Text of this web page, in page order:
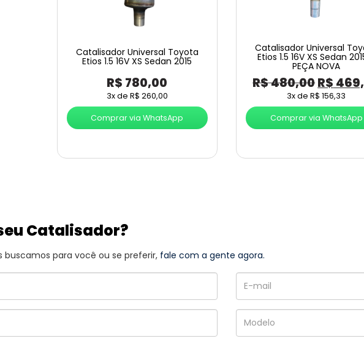
Catalisador Universal Toyota
Etios 1.5 16V XS Sedan 2015
R$ 780,00
3x de R$ 260,00
Comprar via WhatsApp
Catalisador Universal
Etios 1.5 16V XS Sedan
PEÇA NOVA
R$480,00O
preço
original
era:
R$
3x deR$ 156,33
Comprar via WhatsApp
Catalisador?
buscamos para você ou se preferir, fale com a gente agora.